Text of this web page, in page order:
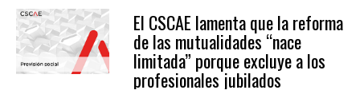
El CSCAE lamenta que la reforma
de las mutualidades “nace
limitada” porque excluye a los
profesionales jubilados